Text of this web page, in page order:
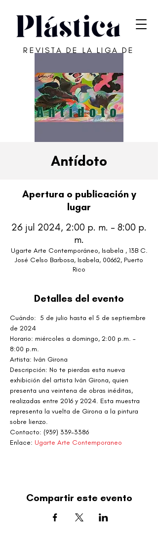
REVISTA DE LA LIGA DE
Antídoto
Apertura o publicación y
lugar
26 jul 2024, 2:00 p. m. – 8:00 p.
m.
Ugarte Arte Contemporáneo, Isabela , 13B C.
José Celso Barbosa, Isabela, 00662, Puerto
Rico
Detalles del evento
Cuándo:  5 de julio hasta el 5 de septiembre
de 2024
Horario: miércoles a domingo, 2:00 p.m. –
8:00 p.m.
Artista: Iván Girona
Descripción: No te pierdas esta nueva
exhibición del artista Iván Girona, quien
presenta una veintena de obras inéditas,
realizadas entre 2016 y 2024. Esta muestra
representa la vuelta de Girona a la pintura
sobre lienzo.
Contacto: (939) 339-3386
Enlace: Ugarte Arte Contemporaneo
Compartir este evento